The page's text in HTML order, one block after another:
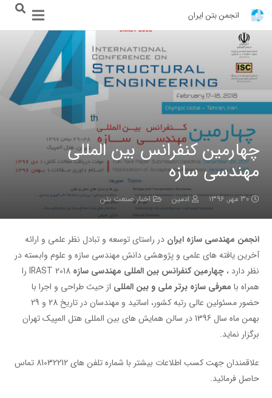
انجمن بتن ایران
چهارمین کنفرانس بین المللی
مهندسی سازه
۳۰ مهر, ۱۳۹۶ ادمین اخبار صنعت بتن
انجمن مهندسی سازه ایران در راستای توسعه و تبادل نظر علمی و ارائه
آخرین یافته های علمی و پژوهشی دانش مهندسی سازه و علوم وابسته در
نظر دارد ، چهارمین کنفرانس بین المللی مهندسی سازه
IRAST 2018 را
همراه با معرفی سازه برتر ملی و بین المللی از حیث طراحی و اجرا با
حضور مسئولین عالی رتبه کشور، اساتید و مهندسان در تاریخ 28 و 29
بهمن ماه سال 1396 در سالن همایش های بین المللی هتل المپیک تهران
برگزار نماید.
علاقمندان جهت کسب اطلاعات بیشتر با شماره تلفن های 81032212 تماس
حاصل فرمائید.